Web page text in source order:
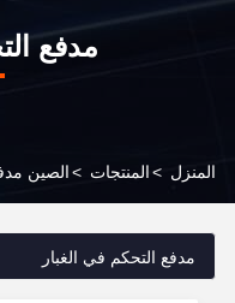
مدفع
المنزل >المنتجات >الصين
مدفع التحكم في الغبار